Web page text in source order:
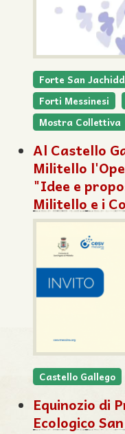
Forte San
Forti Messinesi
Mostra Collettiva
Al Castello
Militello
"Idee e
Militello e i
Castello Gallego
Equinozio di
Ecologico